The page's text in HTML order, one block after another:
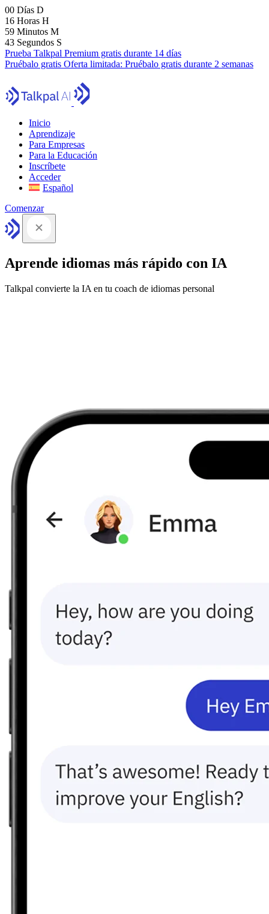
00 Días D
16 Horas H
59 Minutos M
41 Segundos S
Prueba Talkpal Premium gratis durante 14 días
Pruébalo gratis Oferta limitada: Pruébalo gratis durante 2 semanas
Inicio
Aprendizaje
Para Empresas
Para la Educación
Inscríbete
Acceder
Español
Comenzar
Aprende idiomas más rápido con IA
Talkpal convierte la IA en tu coach de idiomas personal